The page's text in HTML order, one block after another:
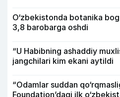
O‘zbekistonda botanika
3,8 barobarga oshdi
“U Habibning ashaddiy
jangchilari kim ekani aytildi
“Odamlar suddan
Foundation’dagi ilk